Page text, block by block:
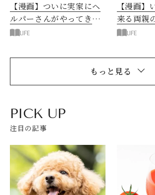
【漫画】ついに実家にヘ
ルパーさんがやってき
た！父と母の反応は？
LIFE
【漫画】
来る両親
いつも突
LIFE
もっと見る
PICK UP
注目の記事